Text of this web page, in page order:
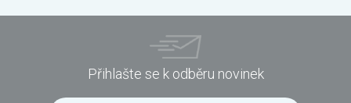
Přihlašte se k odběru novinek